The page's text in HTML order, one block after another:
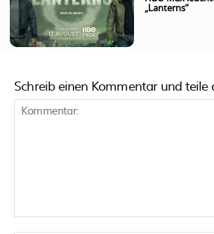
„Lanterns“
Schreib einen Kommentar und teile